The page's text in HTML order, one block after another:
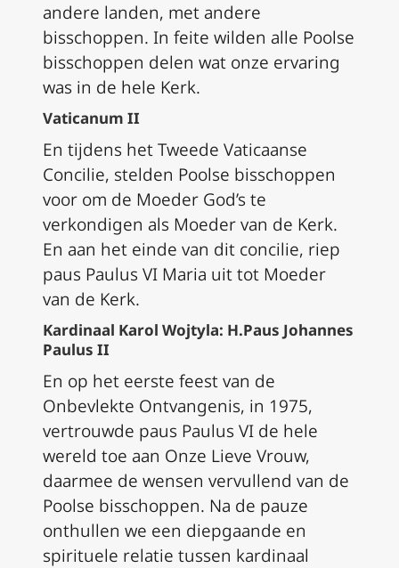
andere landen, met andere
bisschoppen. In feite wilden alle Poolse
bisschoppen delen wat onze ervaring
was in de hele Kerk.
Vaticanum II
En tijdens het Tweede Vaticaanse
Concilie, stelden Poolse bisschoppen
voor om de Moeder God’s te
verkondigen als Moeder van de Kerk.
En aan het einde van dit concilie, riep
paus Paulus VI Maria uit tot Moeder
van de Kerk.
Kardinaal Karol Wojtyla: H.Paus Johannes
Paulus II
En op het eerste feest van de
Onbevlekte Ontvangenis, in 1975,
vertrouwde paus Paulus VI de hele
wereld toe aan Onze Lieve Vrouw,
daarmee de wensen vervullend van de
Poolse bisschoppen. Na de pauze
onthullen we een diepgaande en
spirituele relatie tussen kardinaal